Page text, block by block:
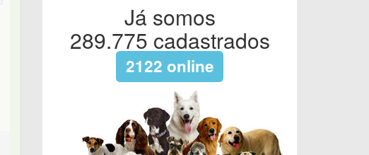
Já somos
289.775 cadastrados
2122 online